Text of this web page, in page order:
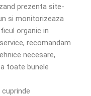
prezenta site-
si monitorizeaza
organic in
recomandam
necesare,
toate bunele
cuprinde